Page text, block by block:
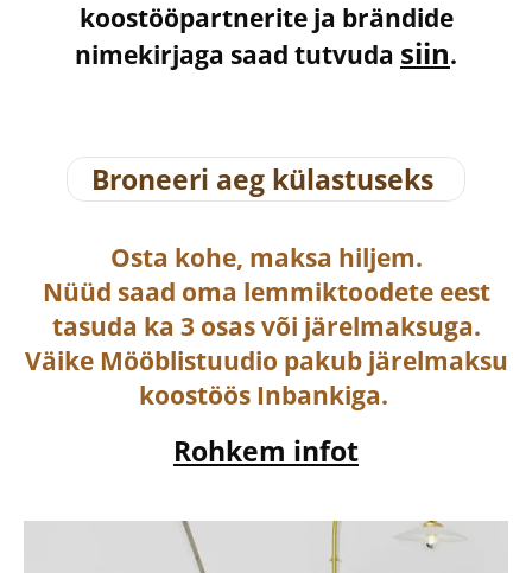
koostööpartnerite ja brändide
nimekirjaga saad tutvuda siin.
Broneeri aeg külastuseks
Osta kohe, maksa hiljem.
Nüüd saad oma lemmiktoodete eest
tasuda ka 3 osas või järelmaksuga.
Väike Mööblistuudio pakub järelmaksu
koostöös Inbankiga.
Rohkem infot